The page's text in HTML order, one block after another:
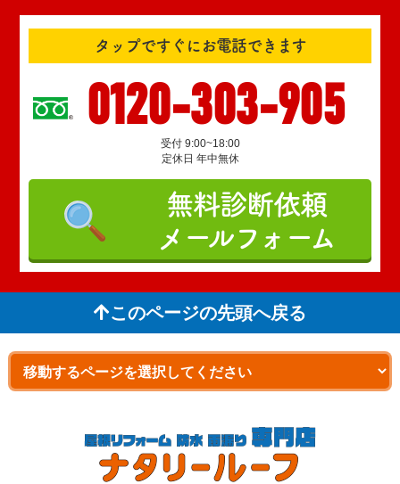
タップですぐにお電話できます
0120-303-905
受付 9:00~18:00
定休日 年中無休
無料診断依頼
メールフォーム
このページの先頭へ戻る